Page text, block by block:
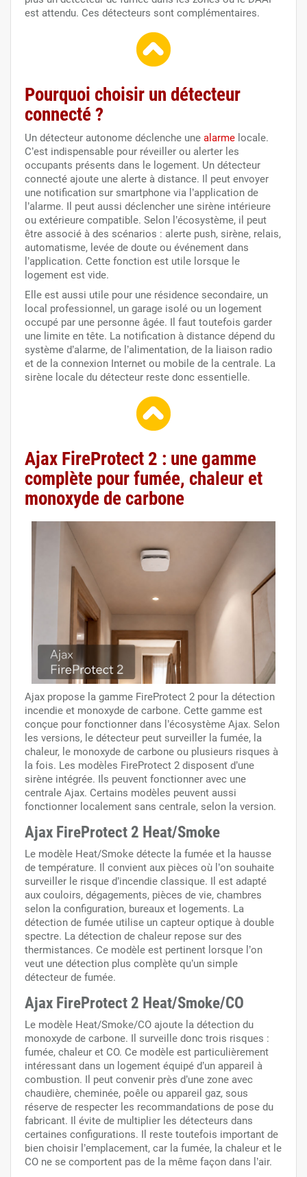
est attendu. Ces détecteurs sont complémentaires.
Pourquoi choisir un détecteur
connecté ?
Un détecteur autonome déclenche une alarme locale.
C’est indispensable pour réveiller ou alerter les
occupants présents dans le logement. Un détecteur
connecté ajoute une alerte à distance. Il peut envoyer
une notification sur smartphone via l’application de
l’alarme. Il peut aussi déclencher une sirène intérieure
ou extérieure compatible. Selon l’écosystème, il peut
être associé à des scénarios : alerte push, sirène, relais,
automatisme, levée de doute ou événement dans
l’application. Cette fonction est utile lorsque le
logement est vide.
Elle est aussi utile pour une résidence secondaire, un
local professionnel, un garage isolé ou un logement
occupé par une personne âgée. Il faut toutefois garder
une limite en tête. La notification à distance dépend du
système d’alarme, de l’alimentation, de la liaison radio
et de la connexion Internet ou mobile de la centrale. La
sirène locale du détecteur reste donc essentielle.
Ajax FireProtect 2 : une gamme
complète pour fumée, chaleur et
monoxyde de carbone
Ajax propose la gamme FireProtect 2 pour la détection
incendie et monoxyde de carbone. Cette gamme est
conçue pour fonctionner dans l’écosystème Ajax. Selon
les versions, le détecteur peut surveiller la fumée, la
chaleur, le monoxyde de carbone ou plusieurs risques à
la fois. Les modèles FireProtect 2 disposent d’une
sirène intégrée. Ils peuvent fonctionner avec une
centrale Ajax. Certains modèles peuvent aussi
fonctionner localement sans centrale, selon la version.
Ajax FireProtect 2 Heat/Smoke
Le modèle Heat/Smoke détecte la fumée et la hausse
de température. Il convient aux pièces où l’on souhaite
surveiller le risque d’incendie classique. Il est adapté
aux couloirs, dégagements, pièces de vie, chambres
selon la configuration, bureaux et logements. La
détection de fumée utilise un capteur optique à double
spectre. La détection de chaleur repose sur des
thermistances. Ce modèle est pertinent lorsque l’on
veut une détection plus complète qu’un simple
détecteur de fumée.
Ajax FireProtect 2 Heat/Smoke/CO
Le modèle Heat/Smoke/CO ajoute la détection du
monoxyde de carbone. Il surveille donc trois risques :
fumée, chaleur et CO. Ce modèle est particulièrement
intéressant dans un logement équipé d’un appareil à
combustion. Il peut convenir près d’une zone avec
chaudière, cheminée, poêle ou appareil gaz, sous
réserve de respecter les recommandations de pose du
fabricant. Il évite de multiplier les détecteurs dans
certaines configurations. Il reste toutefois important de
bien choisir l’emplacement, car la fumée, la chaleur et le
CO ne se comportent pas de la même façon dans l’air.